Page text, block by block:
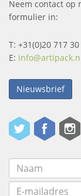
Neem contact op
formulier in:
T: +31(0)20 717 30
E:
Nieuwsbrief